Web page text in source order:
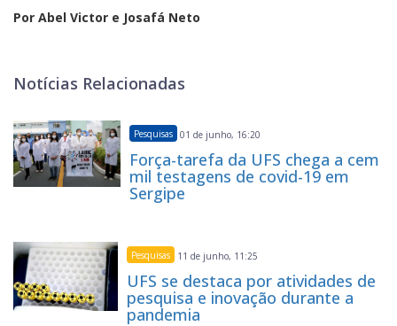
Por Abel Victor e Josafá Neto
Notícias Relacionadas
Pesquisas 01 de junho, 16:20
Força-tarefa da UFS chega a cem
mil testagens de covid-19 em
Sergipe
Pesquisas 11 de junho, 11:25
UFS se destaca por atividades de
pesquisa e inovação durante a
pandemia